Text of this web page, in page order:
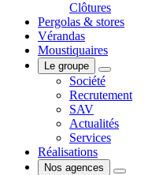
Clôtures
Pergolas & stores
Vérandas
Moustiquaires
Le groupe
Société
Recrutement
SAV
Actualités
Services
Réalisations
Nos agences